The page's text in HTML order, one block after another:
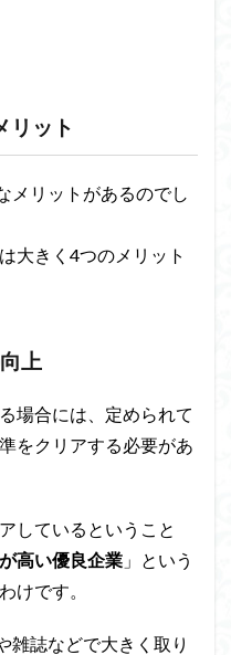
リット
メリットがあるのでし
大きく4つのメリット
上
場合には、定められて
をクリアする必要があ
しているということ
高い優良企業 」という
けです。
雑誌などで大きく取り